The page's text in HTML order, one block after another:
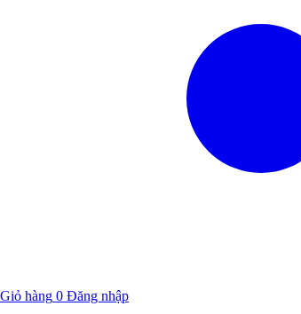
Giỏ hàng 0 Đăng nhập